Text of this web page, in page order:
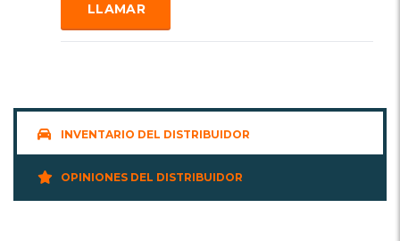
LLAMAR
INVENTARIO DEL DISTRIBUIDOR
OPINIONES DEL DISTRIBUIDOR